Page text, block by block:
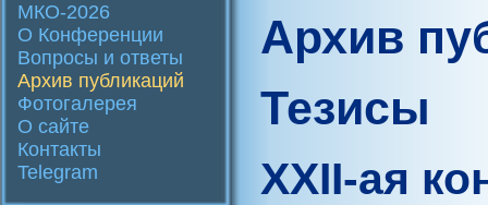
МКО-2026
О Конференции
Вопросы и ответы
Архив публикаций
Фотогалерея
О сайте
Контакты
Telegram
Архив
Тезисы
XXII-ая